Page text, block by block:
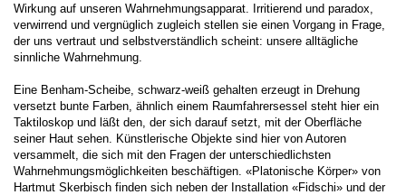
Wirkung auf unseren Wahrnehmungsapparat. Irritierend und paradox,
verwirrend und vergnüglich zugleich stellen sie einen Vorgang in Frage,
der uns vertraut und selbstverständlich scheint: unsere alltägliche
sinnliche Wahrnehmung.
Eine Benham-Scheibe, schwarz-weiß gehalten erzeugt in Drehung
versetzt bunte Farben, ähnlich einem Raumfahrersessel steht hier ein
Taktiloskop und läßt den, der sich darauf setzt, mit der Oberfläche
seiner Haut sehen. Künstlerische Objekte sind hier von Autoren
versammelt, die sich mit den Fragen der unterschiedlichsten
Wahrnehmungsmöglichkeiten beschäftigen. «Platonische Körper» von
Hartmut Skerbisch finden sich neben der Installation «Fidschi» und der